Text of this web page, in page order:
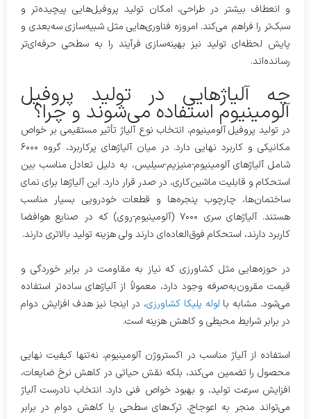
و انعطاف بیشتر در طراحی، امکان تولید پروفیل‌هایی پیچیده‌تر و
سبک‌تر را فراهم می‌کند. امروزه فناوری‌هایی مثل شبیه‌سازی سه‌بعدی و
پایش لحظه‌ای تولید نیز بهینه‌سازی فرآیند را به سطحی حرفه‌ای‌تر
رسانده‌اند.
چه آلیاژهایی در تولید پروفیل
آلومینیوم استفاده می‌شوند و چرا؟
در تولید پروفیل آلومینیوم، انتخاب نوع آلیاژ تأثیر مستقیمی بر خواص
مکانیکی و کاربرد نهایی دارد. در میان آلیاژهای پرکاربرد، گروه ۶۰۰۰
شامل آلیاژهای آلومینیوم-منیزیم-سیلیس، به دلیل تعادل مناسب بین
استحکام و قابلیت ماشین‌کاری، در صدر قرار دارد. این آلیاژها برای نمای
ساختمان‌ها، چارچوب پنجره‌ها و قطعات خودرویی بسیار مناسب
هستند. آلیاژهای سری ۷۰۰۰ (آلومینیوم-روی) که در صنایع هوافضا
کاربرد دارند، استحکام فوق‌العاده‌ای دارند ولی هزینه تولید بالاتری دارند.
در حوزه‌هایی مثل کشاورزی که نیاز به مقاومت در برابر خوردگی و
قیمت مقرون‌به‌صرفه وجود دارد، معمولاً از آلیاژهای ساده‌تر استفاده
می‌شود. مشابه با لوله پلیکا کشاورزی، در اینجا نیز هدف افزایش دوام
در برابر شرایط محیطی و کاهش هزینه است.
استفاده از آلیاژ مناسب در اکستروژن آلومینیوم، نه‌تنها کیفیت نهایی
محصول را تضمین می‌کند، بلکه نقش حیاتی در کاهش نرخ ضایعات،
افزایش سرعت تولید، و بهبود خواص فنی دارد. انتخاب نادرست آلیاژ
می‌تواند منجر به اعوجاج، ترک‌های سطحی یا کاهش دوام در برابر